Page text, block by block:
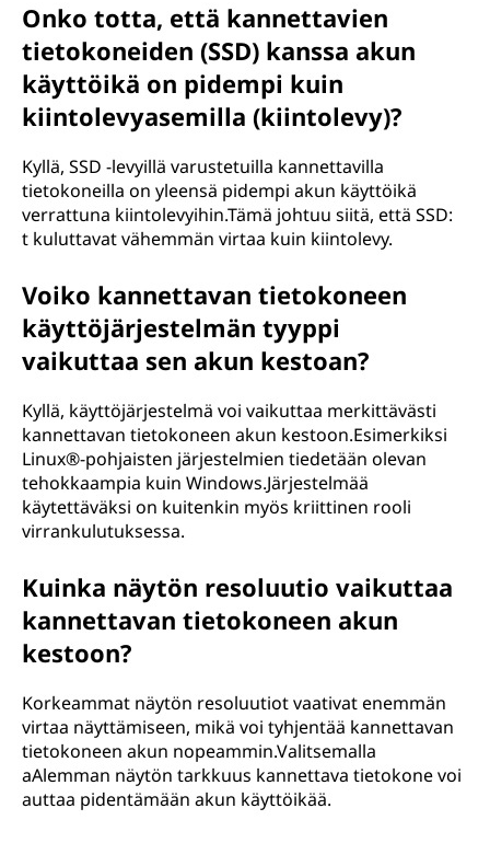
Onko totta, että kannettavien
tietokoneiden (SSD) kanssa akun
käyttöikä on pidempi kuin
kiintolevyasemilla (kiintolevy)?
Kyllä, SSD -levyillä varustetuilla kannettavilla
tietokoneilla on yleensä pidempi akun käyttöikä
verrattuna kiintolevyihin.Tämä johtuu siitä, että SSD:
t kuluttavat vähemmän virtaa kuin kiintolevy.
Voiko kannettavan tietokoneen
käyttöjärjestelmän tyyppi
vaikuttaa sen akun kestoan?
Kyllä, käyttöjärjestelmä voi vaikuttaa merkittävästi
kannettavan tietokoneen akun kestoon.Esimerkiksi
Linux®-pohjaisten järjestelmien tiedetään olevan
tehokkaampia kuin Windows.Järjestelmää
käytettäväksi on kuitenkin myös kriittinen rooli
virrankulutuksessa.
Kuinka näytön resoluutio vaikuttaa
kannettavan tietokoneen akun
kestoon?
Korkeammat näytön resoluutiot vaativat enemmän
virtaa näyttämiseen, mikä voi tyhjentää kannettavan
tietokoneen akun nopeammin.Valitsemalla
aAlemman näytön tarkkuus kannettava tietokone voi
auttaa pidentämään akun käyttöikää.